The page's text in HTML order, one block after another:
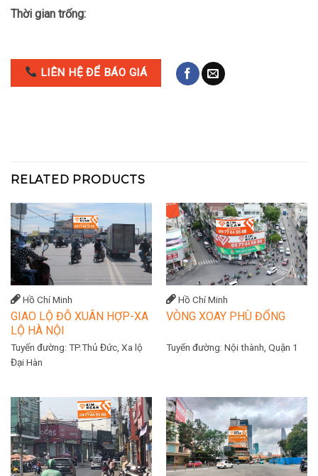
Thời gian trống:
LIÊN HỆ ĐỂ BÁO GIÁ
RELATED PRODUCTS
Hồ Chí Minh
GIAO LỘ ĐỖ XUÂN HỢP-XA
LỘ HÀ NỘI
Tuyến đường: TP.Thủ Đức, Xa lộ
Đại Hàn
Hồ Chí Minh
VÒNG XOAY PHÙ ĐỔNG
Tuyến đường: Nội thành, Quận 1